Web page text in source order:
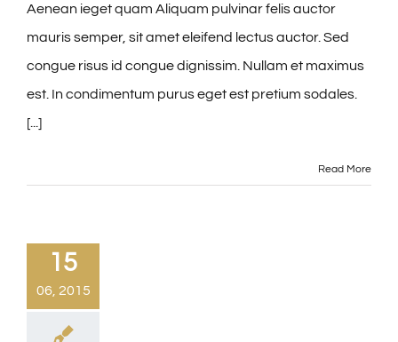
Aenean ieget quam Aliquam pulvinar felis auctor
mauris semper, sit amet eleifend lectus auctor. Sed
congue risus id congue dignissim. Nullam et maximus
est. In condimentum purus eget est pretium sodales.
[...]
Read More
15
06, 2015